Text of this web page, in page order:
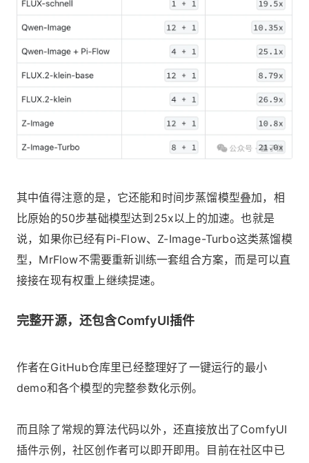
其中值得注意的是，它还能和时间步蒸馏模型叠加，相
比原始的50步基础模型达到25x以上的加速。也就是
说，如果你已经有Pi-Flow、Z-Image-Turbo这类蒸馏模
型，MrFlow不需要重新训练一套组合方案，而是可以直
接接在现有权重上继续提速。
完整开源，还包含ComfyUI插件
作者在GitHub仓库里已经整理好了一键运行的最小
demo和各个模型的完整参数化示例。
而且除了常规的算法代码以外，还直接放出了ComfyUI
插件示例，社区创作者可以即开即用。目前在社区中已